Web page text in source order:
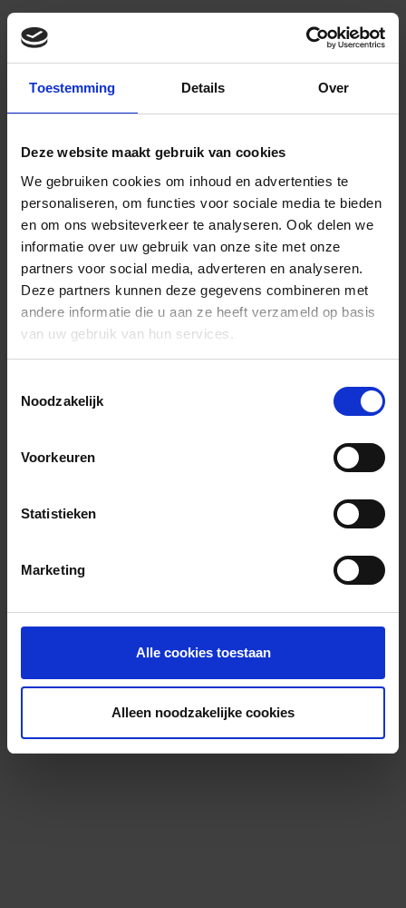
Toestemming Details Over
Deze website maakt gebruik van cookies
We gebruiken cookies om inhoud en advertenties te
personaliseren, om functies voor sociale media te bieden
en om ons websiteverkeer te analyseren. Ook delen we
informatie over uw gebruik van onze site met onze
partners voor social media, adverteren en analyseren.
Deze partners kunnen deze gegevens combineren met
andere informatie die u aan ze heeft verzameld op basis
van uw gebruik van hun services.
Noodzakelijk
Voorkeuren
Statistieken
Marketing
Alle cookies toestaan
Alleen noodzakelijke cookies